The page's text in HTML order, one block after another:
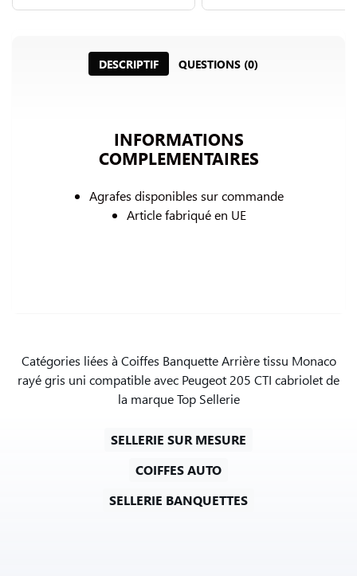
DESCRIPTIF QUESTIONS (0)
INFORMATIONS
COMPLEMENTAIRES
Agrafes disponibles sur commande
Article fabriqué en UE
Catégories liées à Coiffes Banquette Arrière tissu Monaco
rayé gris uni compatible avec Peugeot 205 CTI cabriolet de
la marque Top Sellerie
SELLERIE SUR MESURE
COIFFES AUTO
SELLERIE BANQUETTES